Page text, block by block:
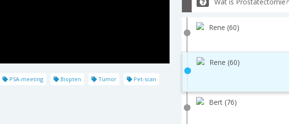
PSA-meeting Biopten Tumor
Pet-scan
Rene (60)
Rene (60)
Bert (76)